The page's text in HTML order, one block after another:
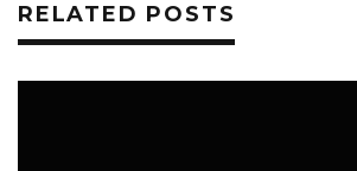
RELATED POSTS